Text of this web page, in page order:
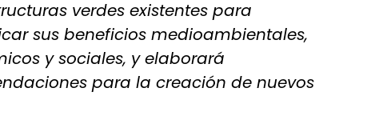
verdes existentes para
sus beneficios medioambientales,
y sociales, y elaborará
para la creación de nuevos